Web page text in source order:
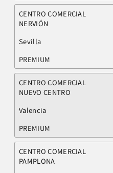
CENTRO COMERCIAL
NERVIÓN
Sevilla
PREMIUM
CENTRO COMERCIAL
NUEVO CENTRO
Valencia
PREMIUM
CENTRO COMERCIAL
PAMPLONA